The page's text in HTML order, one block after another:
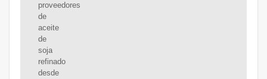
proveedores
de
aceite
de
soja
refinado
desde